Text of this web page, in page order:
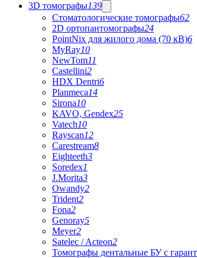
3D томографы139
Стоматологические томографы62
2D ортопантомографы24
PointNix для жилого дома (70 кВ)6
MyRay10
NewTom11
Castellini2
HDX Dentri6
Planmeca14
Sirona10
KAVO, Gendex25
Vatech10
Rayscan12
Carestream8
Eighteeth3
Soredex1
J.Morita3
Owandy2
Trident2
Fona2
Genoray5
Meyer2
Satelec / Acteon2
Томографы дентальные БУ с